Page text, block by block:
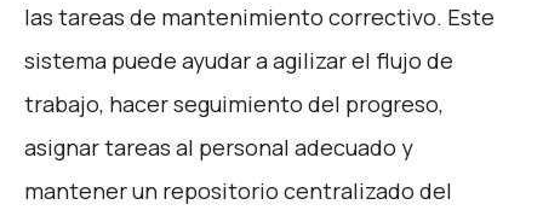
las tareas de mantenimiento correctivo. Este
sistema puede ayudar a agilizar el flujo de
trabajo, hacer seguimiento del progreso,
asignar tareas al personal adecuado y
mantener un repositorio centralizado del